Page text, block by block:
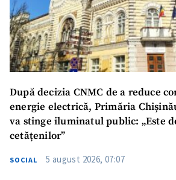
După decizia CNMC de a reduce
energie electrică, Primăria
va stinge iluminatul public: „Este
cetățenilor”
SOCIAL 5 august 2026, 07:07